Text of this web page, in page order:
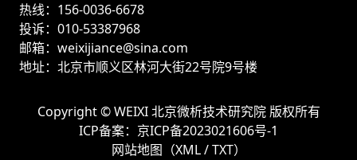
热线：156-0036-6678
投诉：010-53387968
邮箱：weixijiance@sina.com
地址：北京市顺义区林河大街22号院9号楼
Copyright ©WEIXI 北京微析技术研究院版权所有
ICP备案： 京ICP备2023021606号-1
网站地图（XML/TXT）